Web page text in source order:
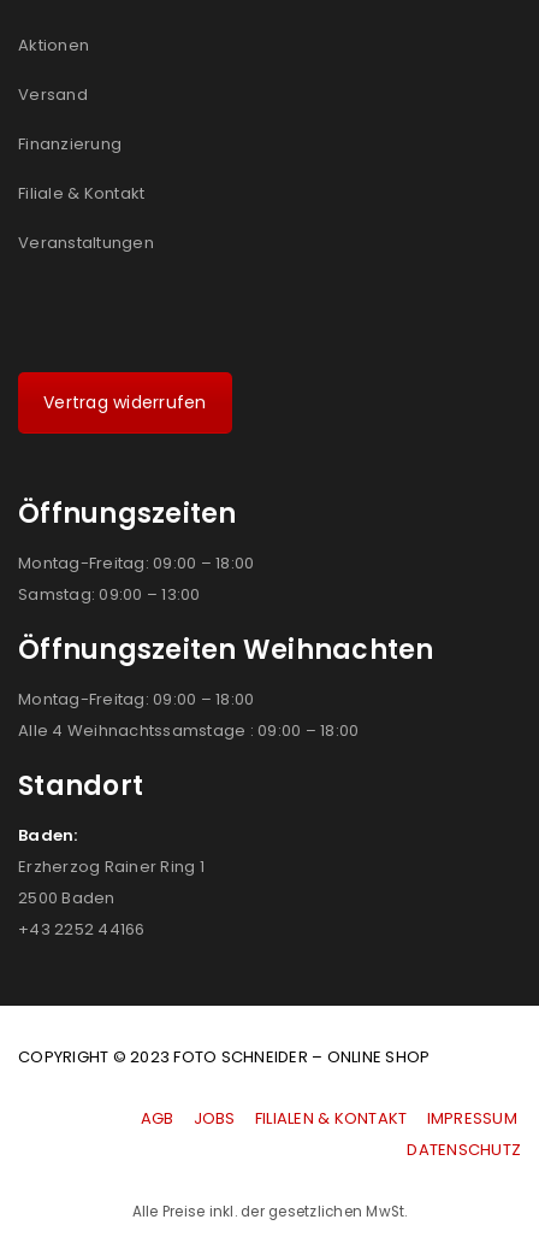
Aktionen
Versand
Finanzierung
Filiale & Kontakt
Veranstaltungen
Vertrag widerrufen
Öffnungszeiten
Montag-Freitag: 09:00 – 18:00
Samstag: 09:00 – 13:00
Öffnungszeiten Weihnachten
Montag-Freitag: 09:00 – 18:00
Alle 4 Weihnachtssamstage : 09:00 – 18:00
Standort
Baden:
Erzherzog Rainer Ring 1
2500 Baden
+43 2252 44166
COPYRIGHT © 2023 FOTO SCHNEIDER – ONLINE SHOP
AGB JOBS FILIALEN & KONTAKT
IMPRESSUM
|DATENSCHUTZ
Alle Preise inkl. der gesetzlichen MwSt.